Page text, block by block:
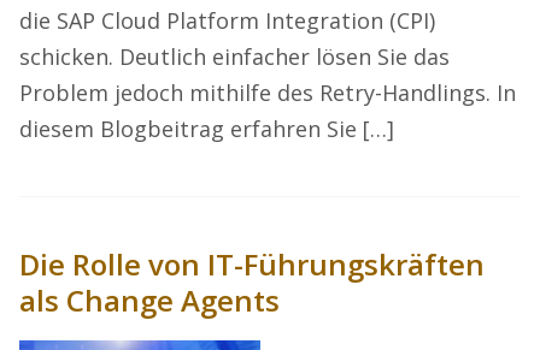
die SAP Cloud Platform Integration (CPI)
schicken. Deutlich einfacher lösen Sie das
Problem jedoch mithilfe des Retry-Handlings. In
diesem Blogbeitrag erfahren Sie […]
Die Rolle von IT-Führungskräften
als Change Agents